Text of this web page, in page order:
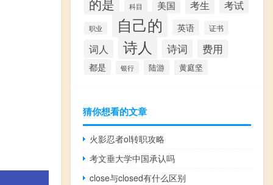
的是 科目 美国 考生 考试
职业 自己的 英语 证书
词人 诗人 诗词 费用
都是 银行 陆游 黄庭坚
猜你想看的文章
火影忍者ol转职攻略
考文垂大学中国承认吗
close与closed有什么区别